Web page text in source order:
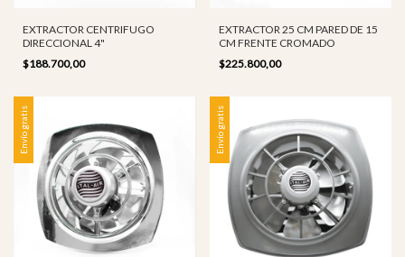
EXTRACTOR CENTRIFUGO
DIRECCIONAL 4"
$188.700,00
EXTRACTOR 25 CM PARED DE 15
CM FRENTE CROMADO
$225.800,00
Envío gratis Envío gratis